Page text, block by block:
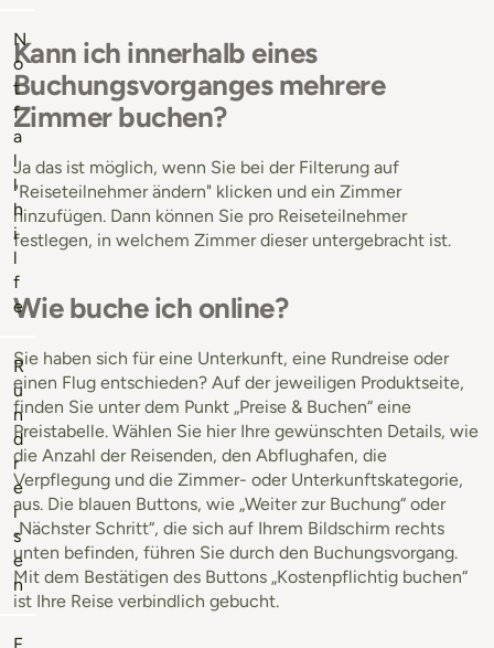
Kann ich innerhalb eines
Buchungsvorganges mehrere
Zimmer buchen?
Ja das ist möglich, wenn Sie bei der Filterung auf
"Reiseteilnehmer ändern" klicken und ein Zimmer
hinzufügen. Dann können Sie pro Reiseteilnehmer
festlegen, in welchem Zimmer dieser untergebracht ist.
Wie buche ich online?
Sie haben sich für eine Unterkunft, eine Rundreise oder
einen Flug entschieden? Auf der jeweiligen Produktseite,
finden Sie unter dem Punkt „Preise & Buchen“ eine
Preistabelle. Wählen Sie hier Ihre gewünschten Details, wie
die Anzahl der Reisenden, den Abflughafen, die
Verpflegung und die Zimmer- oder Unterkunftskategorie,
aus. Die blauen Buttons, wie „Weiter zur Buchung“ oder
„Nächster Schritt“, die sich auf Ihrem Bildschirm rechts
unten befinden, führen Sie durch den Buchungsvorgang.
Mit dem Bestätigen des Buttons „Kostenpflichtig buchen“
ist Ihre Reise verbindlich gebucht.
N
o
t
f
a
l
l
h
i
l
f
e
R
u
n
d
r
e
i
s
e
n